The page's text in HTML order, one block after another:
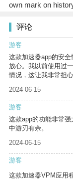
own mark on
评论
游客
这款加速器app的安
放心。我以前使用过
情况，这让我非常担心
2024-06-15
游客
这款app的功能非常
中游刃有余。
2024-06-15
游客
这款加速器VPM应用